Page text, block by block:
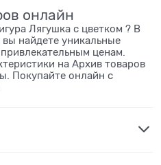
онлайн
Лягушка с цветком ? В
найдете уникальные
ценам.
на Архив товаров
Покупайте онлайн с